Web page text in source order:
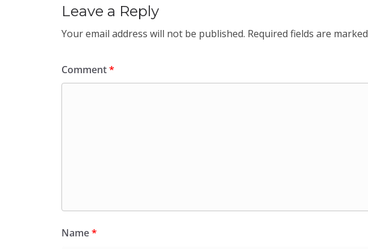
Leave a Reply
Your email address will not be published. Required fields are marked
Comment*
Name*